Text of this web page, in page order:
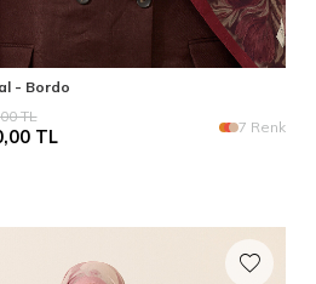
- Bordo
TL
TL 7 Renk